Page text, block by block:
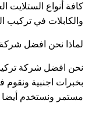
كافة أنواع
والكابلات في تركيب
لماذا نحن افضل
نحن افضل شركة
بخبرات اجنبية
مستمر ونستخدم أيضا